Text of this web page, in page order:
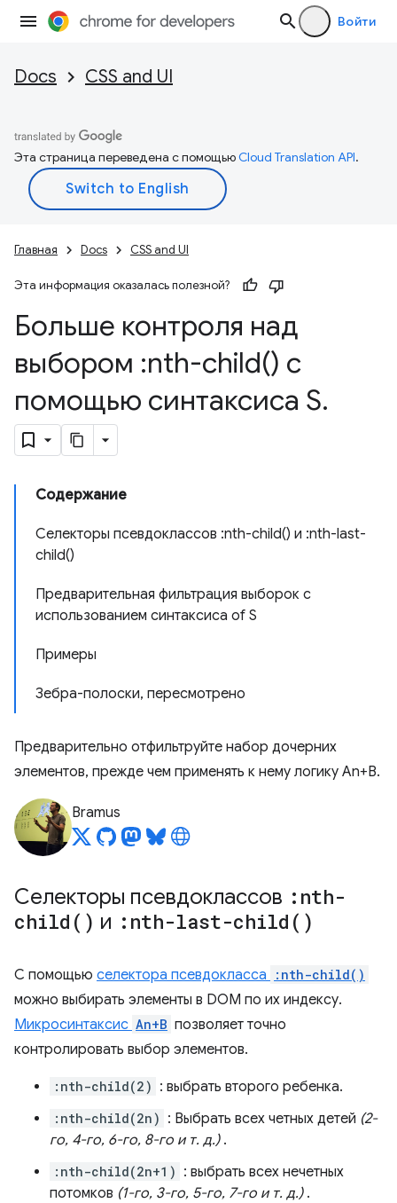
Войти
Docs CSS and UI
Эта страница переведена с помощьюCloud Translation API.
Главная Docs CSS and UI
Эта информация оказалась полезной?
Больше контроля над
выбором :nth-child() с
помощью синтаксиса S.
Содержание
Селекторы псевдоклассов :nth-child() и :nth-last-
child()
Предварительная фильтрация выборок с
использованием синтаксиса of S
Примеры
Зебра-полоски, пересмотрено
Предварительно отфильтруйте набор дочерних
элементов, прежде чем применять к нему логику An+B.
Bramus
Селекторы псевдоклассов : nth-
child( ) и : nth-last-child( )
С помощью селектора псевдокласса :nth-child()
можно выбирать элементы в DOM по их индексу.
Микросинтаксис An+B позволяет точно
контролировать выбор элементов.
:nth-child(2) : выбрать второго ребенка.
:nth-child(2n) : Выбрать всех четных детей (2-
го, 4-го, 6-го, 8-го и т. д.).
:nth-child(2n+1) : выбрать всех нечетных
потомков (1-го, 3-го, 5-го, 7-го и т. д.).